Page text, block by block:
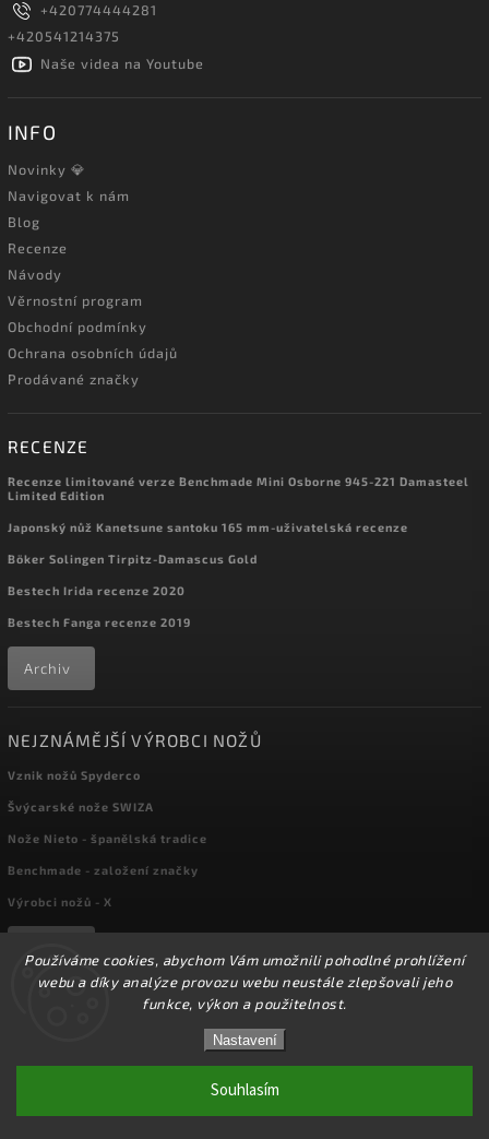
Používáme cookies, abychom Vám umožnili pohodlné prohlížení
webu a díky analýze provozu webu neustále zlepšovali jeho
funkce, výkon a použitelnost.
Nastavení
Souhlasím
☀️Ve dnech 3-14.8 2026 máme zavřeno z důvodu
DOVOLENÉ. Eshop zůstává v provozu, objednávky
budeme zpracovávat v pondělí 17.8.2026. Děkujeme za
pochopení.☀️
+420774444281
+420541214375
Naše videa na Youtube
INFO
Novinky 💎
Navigovat k nám
Blog
Recenze
Návody
Věrnostní program
Obchodní podmínky
Ochrana osobních údajů
Prodávané značky
RECENZE
Recenze limitované verze Benchmade Mini Osborne 945-221 Damasteel
Limited Edition
Japonský nůž Kanetsune santoku 165 mm-uživatelská recenze
Böker Solingen Tirpitz-Damascus Gold
Bestech Irida recenze 2020
Bestech Fanga recenze 2019
Archiv
NEJZNÁMĚJŠÍ VÝROBCI NOŽŮ
Vznik nožů Spyderco
Švýcarské nože SWIZA
Nože Nieto - španělská tradice
Benchmade - založení značky
Výrobci nožů - X
kapesni-noze.cz
Upravit nastavení cookies